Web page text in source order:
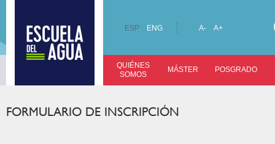
ESP ENG A- A+
QUIÉNES
SOMOS
MÁSTER POSGRADO
FORMULARIO DE INSCRIPCIÓN